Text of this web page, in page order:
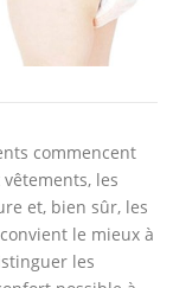
commencent
les
et, bien sûr, les
le mieux à
les